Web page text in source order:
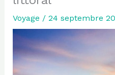
Voyage / 24 septembre